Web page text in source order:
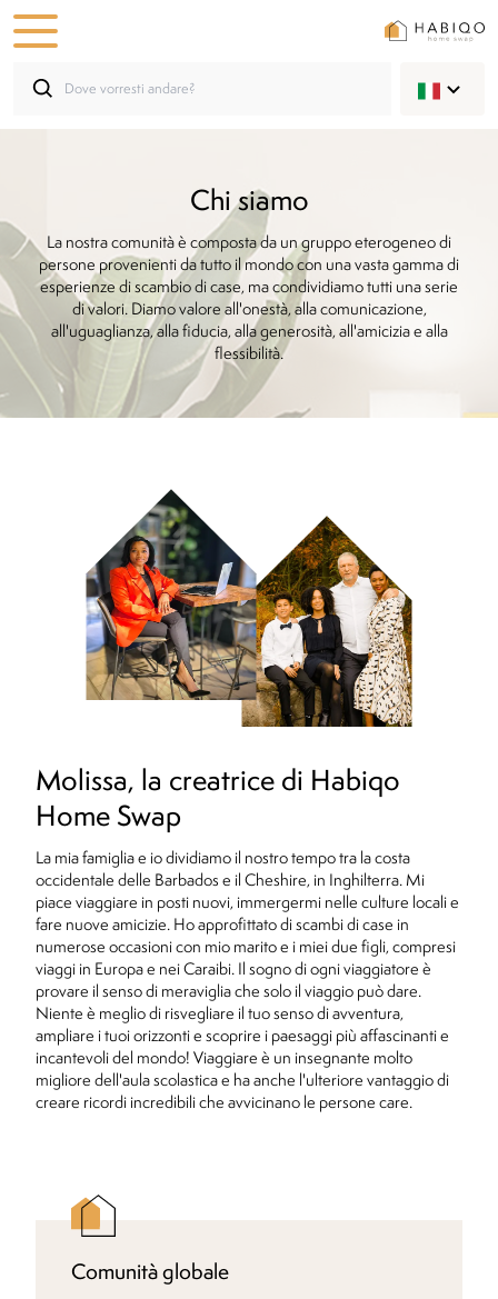
Chi siamo
La nostra comunità è composta da un gruppo eterogeneo di
persone provenienti da tutto il mondo con una vasta gamma di
esperienze di scambio di case, ma condividiamo tutti una serie
di valori. Diamo valore all'onestà, alla comunicazione,
all'uguaglianza, alla fiducia, alla generosità, all'amicizia e alla
flessibilità.
Molissa, la creatrice di Habiqo
Home Swap
La mia famiglia e io dividiamo il nostro tempo tra la costa
occidentale delle Barbados e il Cheshire, in Inghilterra. Mi
piace viaggiare in posti nuovi, immergermi nelle culture locali e
fare nuove amicizie. Ho approfittato di scambi di case in
numerose occasioni con mio marito e i miei due figli, compresi
viaggi in Europa e nei Caraibi. Il sogno di ogni viaggiatore è
provare il senso di meraviglia che solo il viaggio può dare.
Niente è meglio di risvegliare il tuo senso di avventura,
ampliare i tuoi orizzonti e scoprire i paesaggi più affascinanti e
incantevoli del mondo! Viaggiare è un insegnante molto
migliore dell'aula scolastica e ha anche l'ulteriore vantaggio di
creare ricordi incredibili che avvicinano le persone care.
Comunità globale